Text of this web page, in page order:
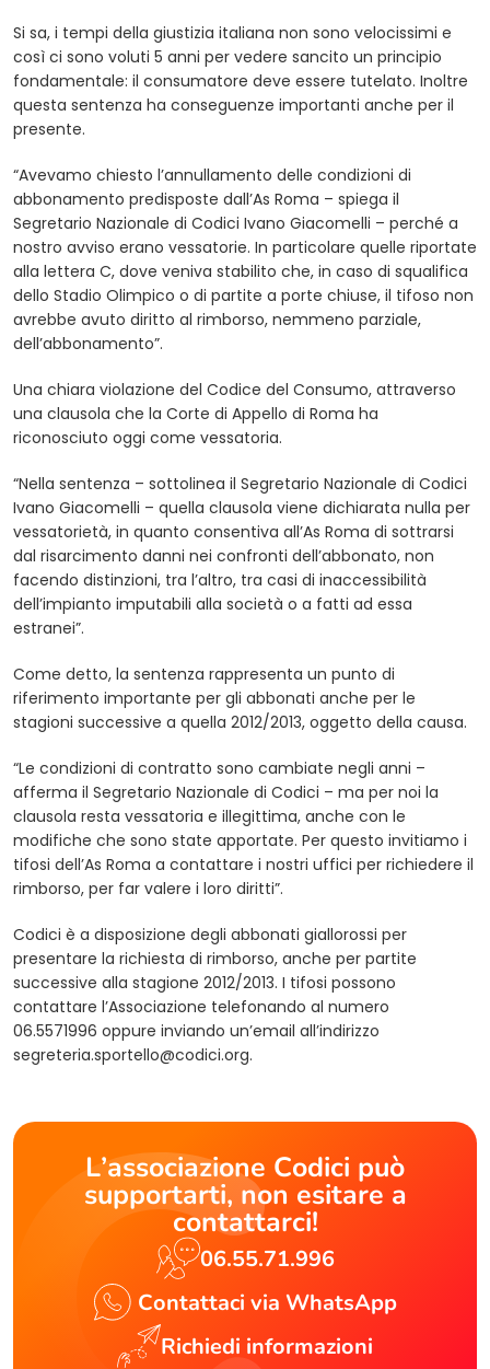
Si sa, i tempi della giustizia italiana non sono velocissimi e
così ci sono voluti 5 anni per vedere sancito un principio
fondamentale: il consumatore deve essere tutelato. Inoltre
questa sentenza ha conseguenze importanti anche per il
presente.
“Avevamo chiesto l’annullamento delle condizioni di
abbonamento predisposte dall’As Roma – spiega il
Segretario Nazionale di Codici Ivano Giacomelli – perché a
nostro avviso erano vessatorie. In particolare quelle riportate
alla lettera C, dove veniva stabilito che, in caso di squalifica
dello Stadio Olimpico o di partite a porte chiuse, il tifoso non
avrebbe avuto diritto al rimborso, nemmeno parziale,
dell’abbonamento”.
Una chiara violazione del Codice del Consumo, attraverso
una clausola che la Corte di Appello di Roma ha
riconosciuto oggi come vessatoria.
“Nella sentenza – sottolinea il Segretario Nazionale di Codici
Ivano Giacomelli – quella clausola viene dichiarata nulla per
vessatorietà, in quanto consentiva all’As Roma di sottrarsi
dal risarcimento danni nei confronti dell’abbonato, non
facendo distinzioni, tra l’altro, tra casi di inaccessibilità
dell’impianto imputabili alla società o a fatti ad essa
estranei”.
Come detto, la sentenza rappresenta un punto di
riferimento importante per gli abbonati anche per le
stagioni successive a quella 2012/2013, oggetto della causa.
“Le condizioni di contratto sono cambiate negli anni –
afferma il Segretario Nazionale di Codici – ma per noi la
clausola resta vessatoria e illegittima, anche con le
modifiche che sono state apportate. Per questo invitiamo i
tifosi dell’As Roma a contattare i nostri uffici per richiedere il
rimborso, per far valere i loro diritti”.
Codici è a disposizione degli abbonati giallorossi per
presentare la richiesta di rimborso, anche per partite
successive alla stagione 2012/2013. I tifosi possono
contattare l’Associazione telefonando al numero
06.5571996 oppure inviando un’email all’indirizzo
segreteria.sportello@codici.org.
L’associazione Codici può
supportarti, non esitare a
contattarci!
06.55.71.996
Contattaci via WhatsApp
Richiedi informazioni